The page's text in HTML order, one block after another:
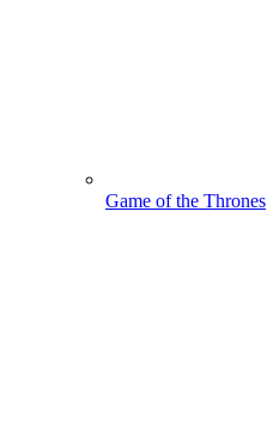
Game of the Thrones